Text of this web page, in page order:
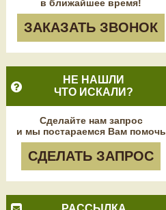
в ближайшее время!
ЗАКАЗАТЬ ЗВОНОК
НЕ НАШЛИ
ЧТО ИСКАЛИ?
Сделайте нам запрос
и мы постараемся Вам помочь
СДЕЛАТЬ ЗАПРОС